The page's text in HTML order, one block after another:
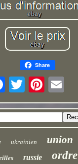
Share
ukrainien union
russie ordre